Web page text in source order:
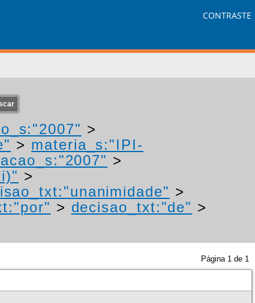
CONTRASTE
>
> materia_s:"IPI-
>
>
>
> decisao_txt:"de" >
Página 1 de 1